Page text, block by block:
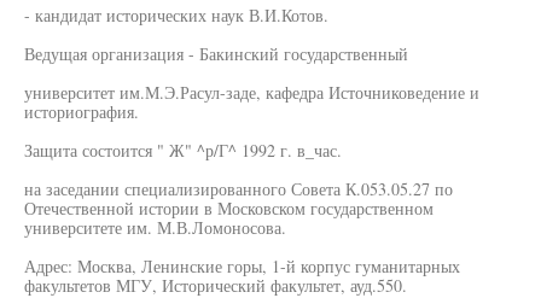
- кандидат исторических наук В.И.Котов.
Ведущая организация - Бакинский государственный
университет им.М.Э.Расул-заде, кафедра Источниковедение и
историография.
Защита состоится " Ж" ^р/Г^ 1992 г. в_час.
на заседании специализированного Совета К.053.05.27 по
Отечественной истории в Московском государственном
университете им. М.В.Ломоносова.
Адрес: Москва, Ленинские горы, 1-й корпус гуманитарных
факультетов МГУ, Исторический факультет, ауд.550.